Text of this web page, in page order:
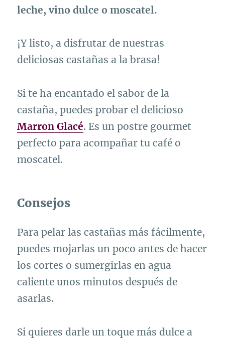
leche, vino dulce o moscatel.
¡Y listo, a disfrutar de nuestras
deliciosas castañas a la brasa!
Si te ha encantado el sabor de la
castaña, puedes probar el delicioso
Marron Glacé. Es un postre gourmet
perfecto para acompañar tu café o
moscatel.
Consejos
Para pelar las castañas más fácilmente,
puedes mojarlas un poco antes de hacer
los cortes o sumergirlas en agua
caliente unos minutos después de
asarlas.
Si quieres darle un toque más dulce a